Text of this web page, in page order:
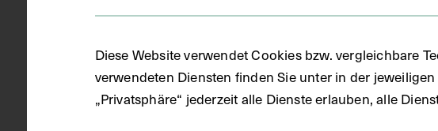
Datierung 1913
Diese Website verwendet Cookies bzw. vergleichbare
verwendeten Diensten finden Sie unter in der
„Privatsphäre“ jederzeit alle Dienste erlauben, alle